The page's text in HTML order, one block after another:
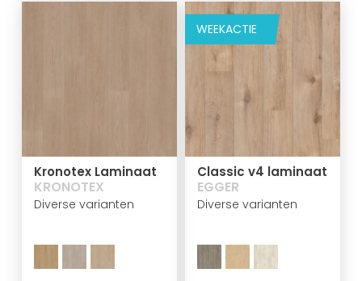
Kronotex Laminaat
KRONOTEX
Diverse varianten
WEEKACTIE
Classic v4 laminaat
EGGER
Diverse varianten